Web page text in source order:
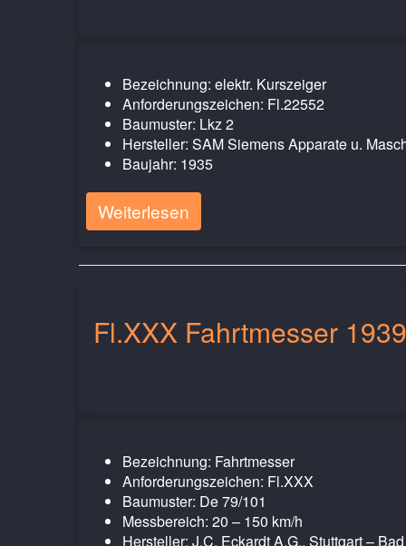
Bezeichnung: elektr. Kurszeiger
Anforderungszeichen: Fl.22552
Baumuster: Lkz 2
Hersteller: SAM Siemens Apparate u.
Baujahr: 1935
Weiterlesen
Fl.XXX Fahrtmesser 1939
Bezeichnung: Fahrtmesser
Anforderungszeichen: Fl.XXX
Baumuster: De 79/101
Messbereich: 20 – 150 km/h
Hersteller: J.C. Eckardt A.G., Stuttgart –